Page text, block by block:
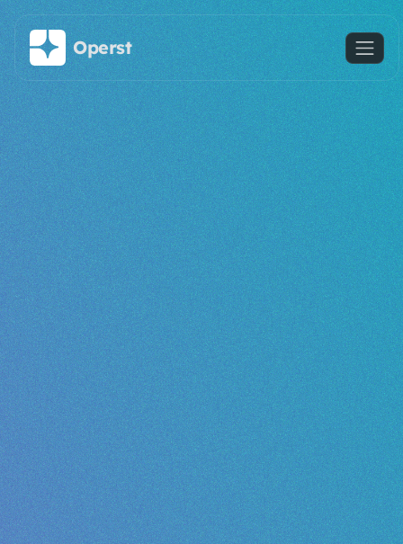
Saltar al contenido principal
Operst